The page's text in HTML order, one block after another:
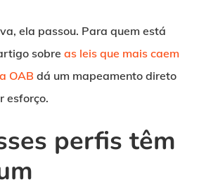
ela passou. Para quem está
sobre as leis que mais caem
OAB dá um mapeamento direto
esforço.
perfis têm